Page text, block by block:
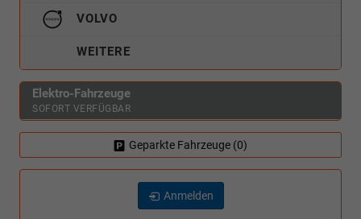
VOLVO
WEITERE
Elektro-Fahrzeuge
SOFORT VERFÜGBAR
Geparkte Fahrzeuge (0)
Anmelden